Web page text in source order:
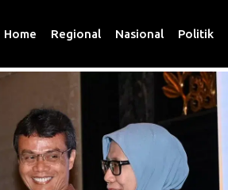
Home Regional Nasional Politik